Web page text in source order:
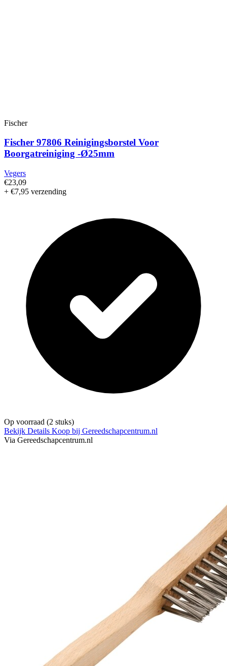
Fischer
Fischer 97806 Reinigingsborstel Voor
Boorgatreiniging -Ø25mm
Vegers
€23,09
+ €7,95 verzending
Op voorraad (2 stuks)
Bekijk Details Koop bij Gereedschapcentrum.nl
Via Gereedschapcentrum.nl